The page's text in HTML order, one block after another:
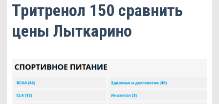
Тритренол 150 сравнить
цены Лыткарино